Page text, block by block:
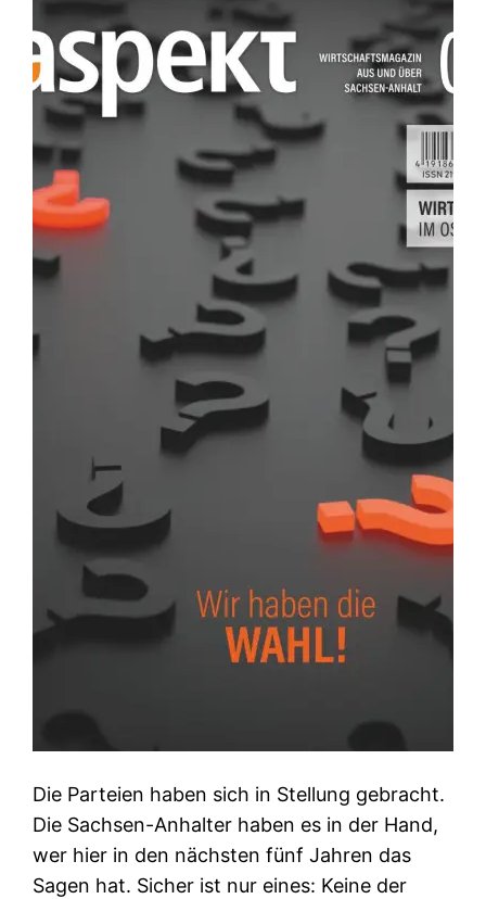
Die Parteien haben sich in Stellung gebracht.
Die Sachsen-Anhalter haben es in der Hand,
wer hier in den nächsten fünf Jahren das
Sagen hat. Sicher ist nur eines: Keine der